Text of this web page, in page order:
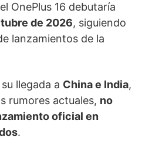
OnePlus 16 debutaría
de 2026, siguiendo
lanzamientos de la
llegada a China e India,
rumores actuales, no
oficial en
.